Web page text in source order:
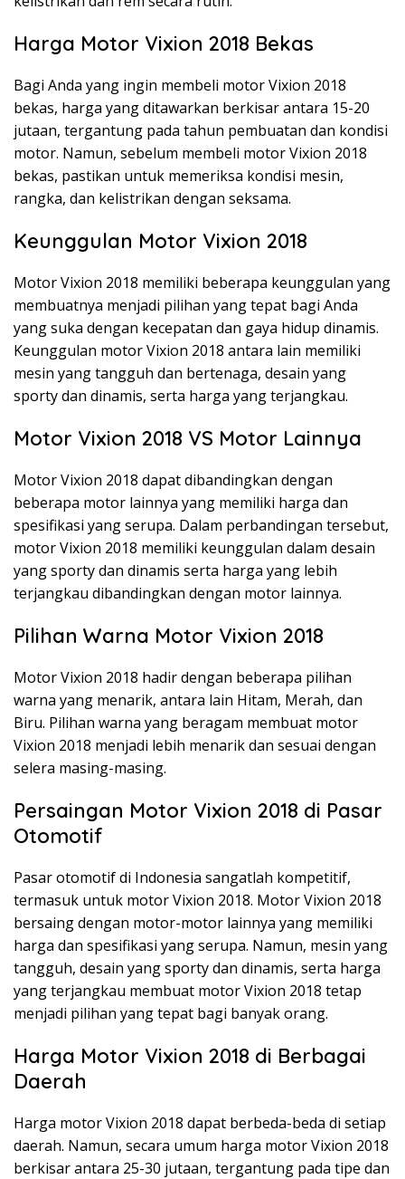
Harga Motor Vixion 2018 Bekas
Bagi Anda yang ingin membeli motor Vixion 2018
bekas, harga yang ditawarkan berkisar antara 15-20
jutaan, tergantung pada tahun pembuatan dan kondisi
motor. Namun, sebelum membeli motor Vixion 2018
bekas, pastikan untuk memeriksa kondisi mesin,
rangka, dan kelistrikan dengan seksama.
Keunggulan Motor Vixion 2018
Motor Vixion 2018 memiliki beberapa keunggulan yang
membuatnya menjadi pilihan yang tepat bagi Anda
yang suka dengan kecepatan dan gaya hidup dinamis.
Keunggulan motor Vixion 2018 antara lain memiliki
mesin yang tangguh dan bertenaga, desain yang
sporty dan dinamis, serta harga yang terjangkau.
Motor Vixion 2018 VS Motor Lainnya
Motor Vixion 2018 dapat dibandingkan dengan
beberapa motor lainnya yang memiliki harga dan
spesifikasi yang serupa. Dalam perbandingan tersebut,
motor Vixion 2018 memiliki keunggulan dalam desain
yang sporty dan dinamis serta harga yang lebih
terjangkau dibandingkan dengan motor lainnya.
Pilihan Warna Motor Vixion 2018
Motor Vixion 2018 hadir dengan beberapa pilihan
warna yang menarik, antara lain Hitam, Merah, dan
Biru. Pilihan warna yang beragam membuat motor
Vixion 2018 menjadi lebih menarik dan sesuai dengan
selera masing-masing.
Persaingan Motor Vixion 2018 di Pasar
Otomotif
Pasar otomotif di Indonesia sangatlah kompetitif,
termasuk untuk motor Vixion 2018. Motor Vixion 2018
bersaing dengan motor-motor lainnya yang memiliki
harga dan spesifikasi yang serupa. Namun, mesin yang
tangguh, desain yang sporty dan dinamis, serta harga
yang terjangkau membuat motor Vixion 2018 tetap
menjadi pilihan yang tepat bagi banyak orang.
Harga Motor Vixion 2018 di Berbagai
Daerah
Harga motor Vixion 2018 dapat berbeda-beda di setiap
daerah. Namun, secara umum harga motor Vixion 2018
berkisar antara 25-30 jutaan, tergantung pada tipe dan